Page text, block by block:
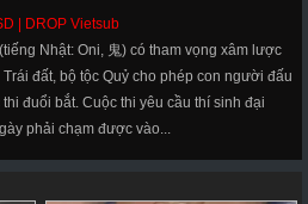
| DROP Vietsub
Nhật: Oni, 鬼) có tham vọng xâm lược
đất, bộ tộc Quỷ cho phép con người đấu
đuổi bắt. Cuộc thi yêu cầu thí sinh đại
phải chạm được vào...